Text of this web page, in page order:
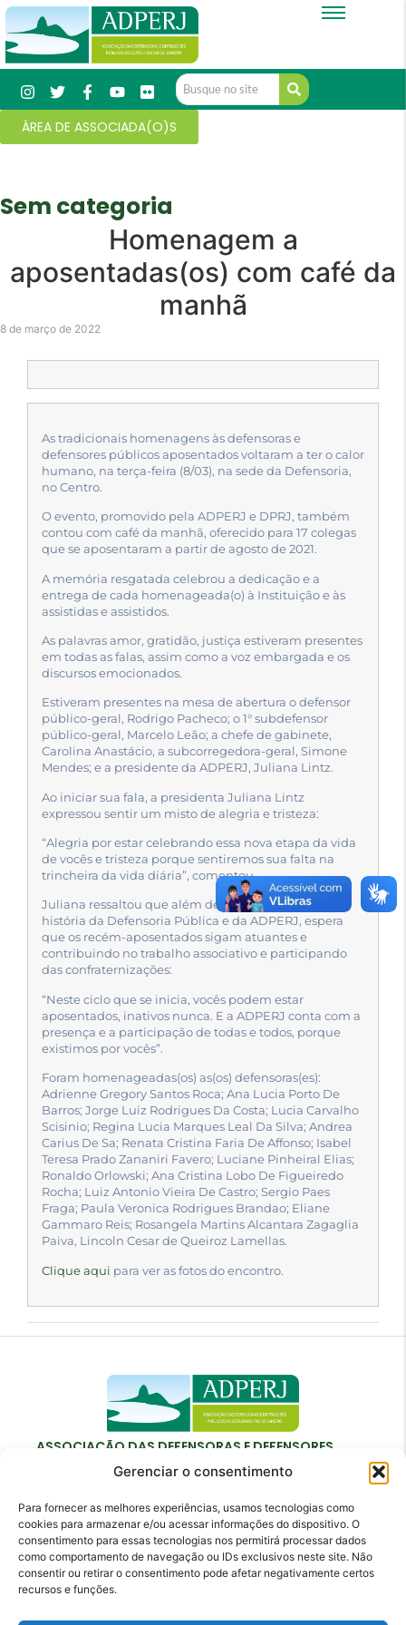
Gerenciar o consentimento
Para fornecer as melhores experiências, usamos tecnologias como
cookies para armazenar e/ou acessar informações do dispositivo. O
consentimento para essas tecnologias nos permitirá processar dados
como comportamento de navegação ou IDs exclusivos neste site. Não
consentir ou retirar o consentimento pode afetar negativamente certos
recursos e funções.
ÁREA DE ASSOCIADA(O)S
Sem categoria
Homenagem a
aposentadas(os) com café da
manhã
8 de março de 2022
As tradicionais homenagens às defensoras e
defensores públicos aposentados voltaram a ter o calor
humano, na terça-feira (8/03), na sede da Defensoria,
no Centro.
O evento, promovido pela ADPERJ e DPRJ, também
contou com café da manhã, oferecido para 17 colegas
que se aposentaram a partir de agosto de 2021.
A memória resgatada celebrou a dedicação e a
entrega de cada homenageada(o) à Instituição e às
assistidas e assistidos.
As palavras amor, gratidão, justiça estiveram presentes
em todas as falas, assim como a voz embargada e os
discursos emocionados.
Estiveram presentes na mesa de abertura o defensor
público-geral, Rodrigo Pacheco; o 1° subdefensor
público-geral, Marcelo Leão; a chefe de gabinete,
Carolina Anastácio, a subcorregedora-geral, Simone
Mendes; e a presidente da ADPERJ, Juliana Lintz.
Ao iniciar sua fala, a presidenta Juliana Lintz
expressou sentir um misto de alegria e tristeza:
“Alegria por estar celebrando essa nova etapa da vida
de vocês e tristeza porque sentiremos sua falta na
trincheira da vida diária”, comentou.
Juliana ressaltou que além de fazerem parte da
história da Defensoria Pública e da ADPERJ, espera
que os recém-aposentados sigam atuantes e
contribuindo no trabalho associativo e participando
das confraternizações:
“Neste ciclo que se inicia, vocês podem estar
aposentados, inativos nunca. E a ADPERJ conta com a
presença e a participação de todas e todos, porque
existimos por vocês”.
Foram homenageadas(os) as(os) defensoras(es):
Adrienne Gregory Santos Roca; Ana Lucia Porto De
Barros; Jorge Luiz Rodrigues Da Costa; Lucia Carvalho
Scisinio; Regina Lucia Marques Leal Da Silva; Andrea
Carius De Sa; Renata Cristina Faria De Affonso; Isabel
Teresa Prado Zananiri Favero; Luciane Pinheiral Elias;
Ronaldo Orlowski; Ana Cristina Lobo De Figueiredo
Rocha; Luiz Antonio Vieira De Castro; Sergio Paes
Fraga; Paula Veronica Rodrigues Brandao; Eliane
Gammaro Reis; Rosangela Martins Alcantara Zagaglia
Paiva, Lincoln Cesar de Queiroz Lamellas.
Clique aqui para ver as fotos do encontro.
ASSOCIAÇÃO DAS DEFENSORAS E DEFENSORES
PÚBLICOS DO ESTADO DO RIO DE JANEIRO
Contato
adperj@adperj.com.br